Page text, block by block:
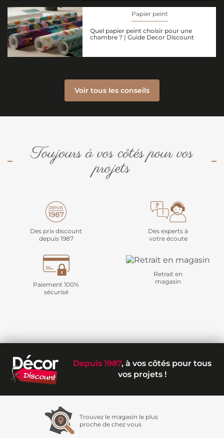
Papier peint
Quel papier peint choisir pour une
chambre ? | Guide Decor Discount
Voir tous les conseils
Toujours à vos côtés pour vos
projets
Des prix discount
depuis 1987
Des experts à
votre écoute
Paiement 100%
sécurisé
Retrait en
magasin
Depuis 1987, à vos côtés pour tous
vos projets !
Trouvez le magasin le plus
proche de chez vous